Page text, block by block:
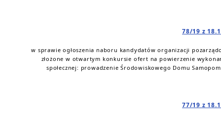
78/19 z
w sprawie ogłoszenia naboru kandydatów organizacji
złożone w otwartym konkursie ofert na powierzenie
społecznej: prowadzenie Środowiskowego Domu
77/19 z